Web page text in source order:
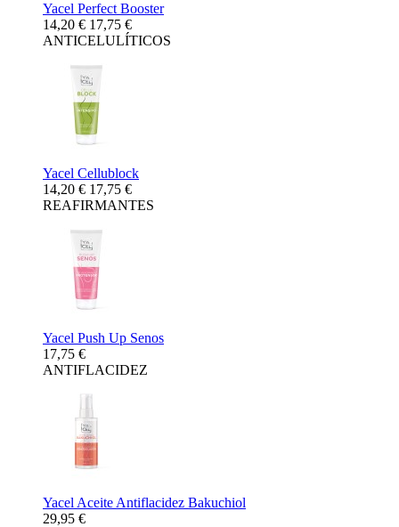
Yacel Perfect Booster
14,20 € 17,75 €
ANTICELULÍTICOS
Yacel Cellublock
14,20 € 17,75 €
REAFIRMANTES
Yacel Push Up Senos
17,75 €
ANTIFLACIDEZ
Yacel Aceite Antiflacidez Bakuchiol
29,95 €